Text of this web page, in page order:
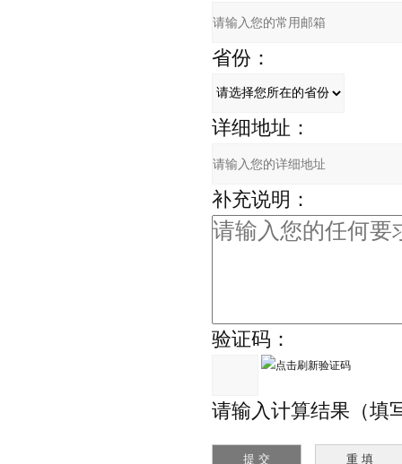
省份：
详细地址：
补充说明：
验证码：
请输入计算结果（填